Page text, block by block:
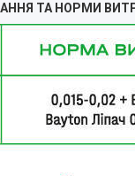
ТА НОРМИ